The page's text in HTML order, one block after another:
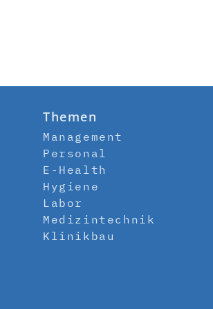
Themen
Management
Personal
E-Health
Hygiene
Labor
Medizintechnik
Klinikbau